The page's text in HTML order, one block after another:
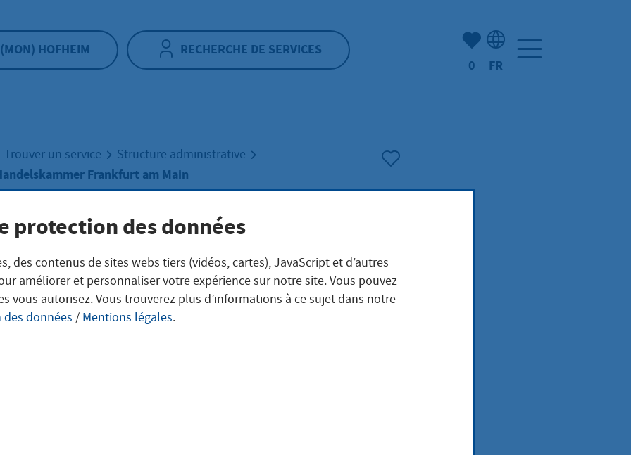
(MON) HOFHEIM RECHERCHE DE SERVICES
Nombre d'éléments mis en
0 FR
Trouver un service Structure administrative
Frankfurt am Main
und
am Main
protection des données
des contenus de sites webs tiers (vidéos, cartes), JavaScript et d’autres
améliorer et personnaliser votre expérience sur notre site. Vous pouvez
vous autorisez. Vous trouverez plus d’informations à ce sujet dans notre
données / Mentions légales.